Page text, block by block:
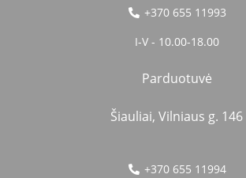
+370 655 11993
I-V - 10.00-18.00
Parduotuvė
Šiauliai, Vilniaus g. 146
+370 655 11994